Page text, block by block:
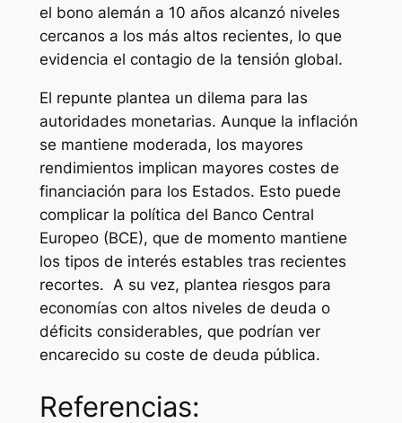
el bono alemán a 10 años alcanzó niveles
cercanos a los más altos recientes, lo que
evidencia el contagio de la tensión global.
El repunte plantea un dilema para las
autoridades monetarias. Aunque la inflación
se mantiene moderada, los mayores
rendimientos implican mayores costes de
financiación para los Estados. Esto puede
complicar la política del Banco Central
Europeo (BCE), que de momento mantiene
los tipos de interés estables tras recientes
recortes. A su vez, plantea riesgos para
economías con altos niveles de deuda o
déficits considerables, que podrían ver
encarecido su coste de deuda pública.
Referencias: